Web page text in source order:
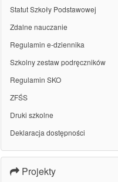
Statut Szkoły Podstawowej
Zdalne nauczanie
Regulamin e-dziennika
Szkolny zestaw podręczników
Regulamin SKO
ZFŚS
Druki szkolne
Deklaracja dostępności
Projekty